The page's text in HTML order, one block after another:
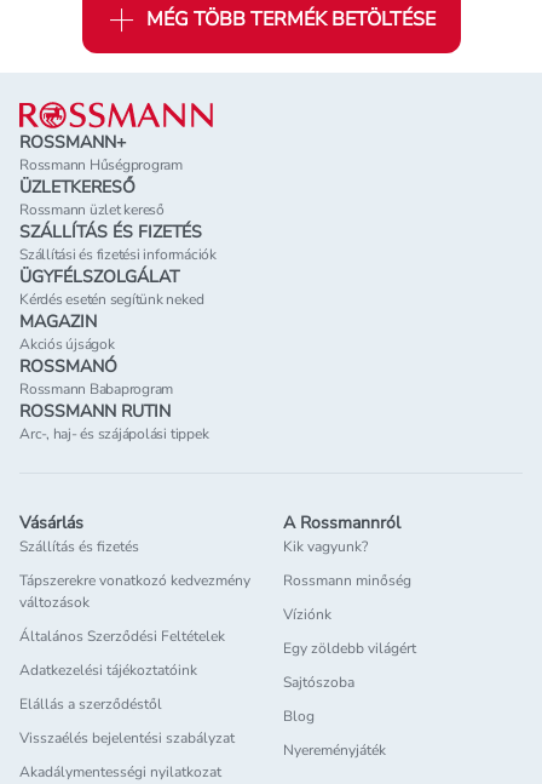
MÉG TÖBB TERMÉK BETÖLTÉSE
Lábléc
ROSSMANN+
Rossmann Hűségprogram
ÜZLETKERESŐ
Rossmann üzlet kereső
SZÁLLÍTÁS ÉS FIZETÉS
Szállítási és fizetési információk
ÜGYFÉLSZOLGÁLAT
Kérdés esetén segítünk neked
MAGAZIN
Akciós újságok
ROSSMANÓ
Rossmann Babaprogram
ROSSMANN RUTIN
Arc-, haj- és szájápolási tippek
Vásárlás
Szállítás és fizetés
Tápszerekre vonatkozó kedvezmény
változások
Általános Szerződési Feltételek
Adatkezelési tájékoztatóink
Elállás a szerződéstől
Visszaélés bejelentési szabályzat
Akadálymentességi nyilatkozat
A Rossmannról
Kik vagyunk?
Rossmann minőség
Víziónk
Egy zöldebb világért
Sajtószoba
Blog
Nyereményjáték